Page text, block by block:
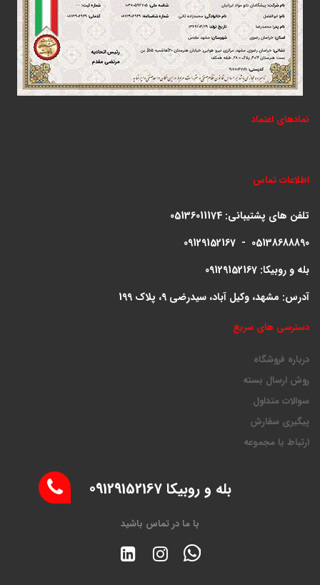
نمادهای اعتماد
اطلاعات تماس
تلفن های پشتیبانی: 05136011174
09129152167 - 05138688890
بله و روبیکا: 09129152167
آدرس: مشهد، وکیل آباد، سیدرضی 9، پلاک 199
دسترسی های سریع
درباره فروشگاه
روش ارسال بسته
سوالات متداول
پیگیری سفارش
ارتباط با مجموعه
بله و روبیکا 09129152167
با ما در تماس باشید